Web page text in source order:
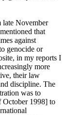
late November
that
against
genocide or
in my reports I
more
their law
discipline. The
was to
October 1998] to